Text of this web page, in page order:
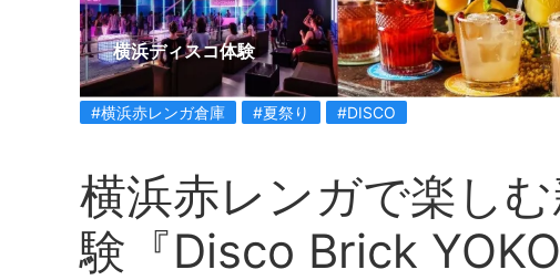
横浜ディスコ体験
#横浜赤レンガ倉庫 #夏祭り #DISCO
横浜赤レンガで楽し
験『Disco Brick